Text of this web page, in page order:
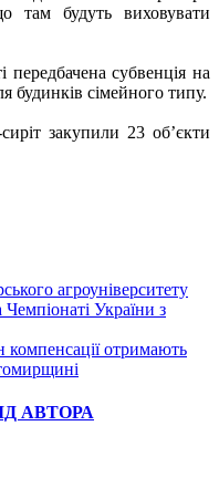
там будуть виховувати
субвенція на
будинків сімейного типу.
закупили 23 об’єкти
агроуніверситету
України з
отримають
АВТОРА